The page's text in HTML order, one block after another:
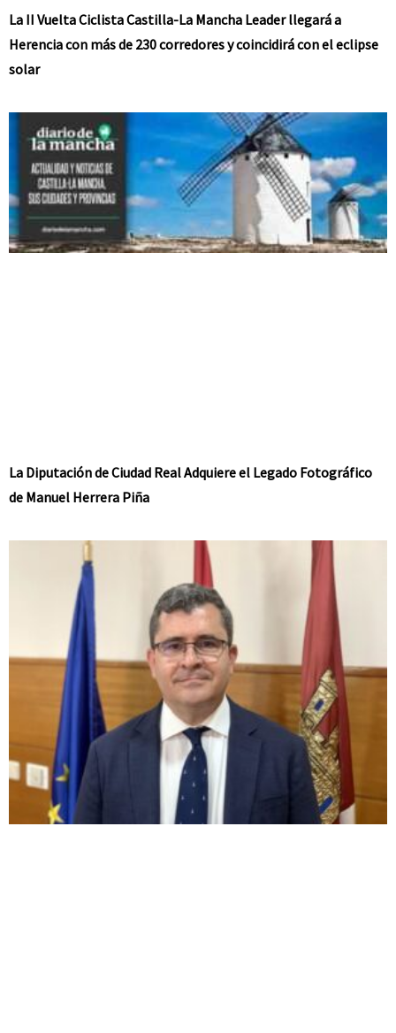
La II Vuelta Ciclista Castilla-La Mancha Leader llegará a
Herencia con más de 230 corredores y coincidirá con el eclipse
solar
La Diputación de Ciudad Real Adquiere el Legado Fotográfico
de Manuel Herrera Piña